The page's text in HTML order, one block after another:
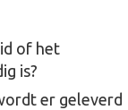
of het
is?
er geleverd